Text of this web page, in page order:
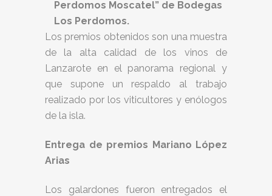
Perdomos Moscatel” de Bodegas
Los Perdomos.
Los premios obtenidos son una muestra
de la alta calidad de los vinos de
Lanzarote en el panorama regional y
que supone un respaldo al trabajo
realizado por los viticultores y enólogos
de la isla.
Entrega de premios Mariano López
Arias
Los galardones fueron entregados el